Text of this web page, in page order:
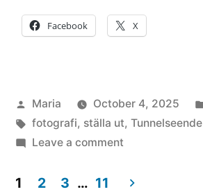
Facebook X
Posted
by
Maria October 4, 2025
Tags:
fotografi, ställa ut, Tunnelseende
Leave a commenton
från
1 2 3 … 11